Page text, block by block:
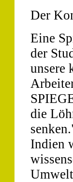
Der
Eine
der
unsere
die
Indien